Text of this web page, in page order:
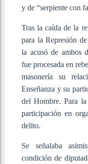
y de “serpiente con
Tras la caída de la
para la Represión
la acusó de ambos
fue procesada en
masonería su
Enseñanza y su
del Hombre. Para
participación en
delito.
Se señalaba
condición de